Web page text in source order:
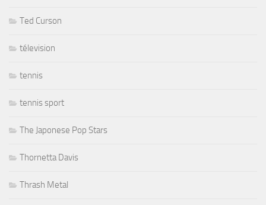
Ted Curson
télevision
tennis
tennis sport
The Japonese Pop Stars
Thornetta Davis
Thrash Metal